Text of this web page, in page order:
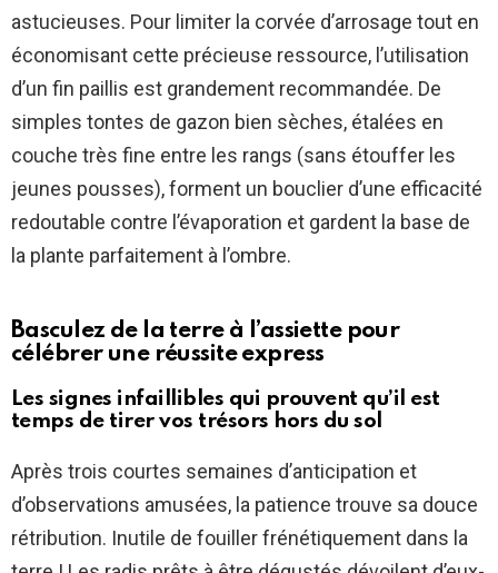
astucieuses. Pour limiter la corvée d’arrosage tout en
économisant cette précieuse ressource, l’utilisation
d’un fin paillis est grandement recommandée. De
simples tontes de gazon bien sèches, étalées en
couche très fine entre les rangs (sans étouffer les
jeunes pousses), forment un bouclier d’une efficacité
redoutable contre l’évaporation et gardent la base de
la plante parfaitement à l’ombre.
Basculez de la terre à l’assiette pour
célébrer une réussite express
Les signes infaillibles qui prouvent qu’il est
temps de tirer vos trésors hors du sol
Après trois courtes semaines d’anticipation et
d’observations amusées, la patience trouve sa douce
rétribution. Inutile de fouiller frénétiquement dans la